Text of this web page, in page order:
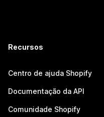
Recursos
Centro de ajuda Shopify
Documentação da API
Comunidade Shopify